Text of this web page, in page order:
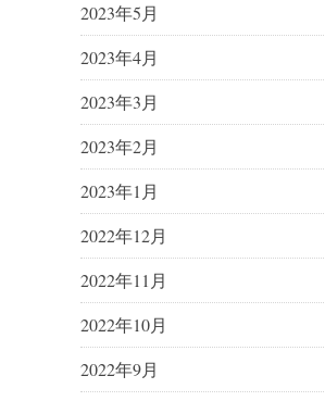
2023年5月
2023年4月
2023年3月
2023年2月
2023年1月
2022年12月
2022年11月
2022年10月
2022年9月